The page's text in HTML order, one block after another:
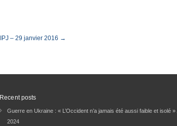
IPJ – 29 janvier 2016 →
Recent posts
Guerre en Ukraine : « L’Occident n’a jamais été aussi faible et isolé
2024